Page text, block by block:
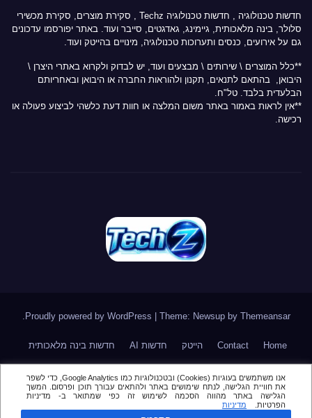
אנו משתמשים בעוגיות (Cookies) ובטכנולוגיות כמו Google Analytics, כדי לשפר
את חוויית הגלישה, לנתח שימושים באתר ולהתאים עבורך תוכן ופרסום. המשך
הגלישה באתר מהווה הסכמה לשימוש זה כפי שמתואר ב- מדיניות
הפרטיות.
מדיניות
חדשות טכנולוגיה , חדשות טכנולוגיה Techz
, סקירת מוצרים, סקירת מכשירי
סלולר, בינה מלאכותית, גיימינג, גאדגטים, סייבר ועוד. באתר יפורסמו עדכונים
גם על אירועים, כנסים ותערוכות טכנולוגיה, מינויים בהייטק ועוד.
**כלל המוצרים \ שירותים \ מבצעים ועוד, יש לבדוק ולקרוא באתרי היצרן \
היבואן, בהתאם לתנאים, תקנון ולהוראות החברה או היבואן ובאחריותם
הבלעדית בלבד. טל"ח.
**אין לראות באמור באתר משום המלצה או חוות דעת כלשהי לביצוע פעולה או
רכישה.
Proudly powered by WordPress | Theme: Newsup by Themeansar
Home
Contact הייטק חדשות AI חדשות בינה מלאכותית
מור מינויים בהייטק סקירות